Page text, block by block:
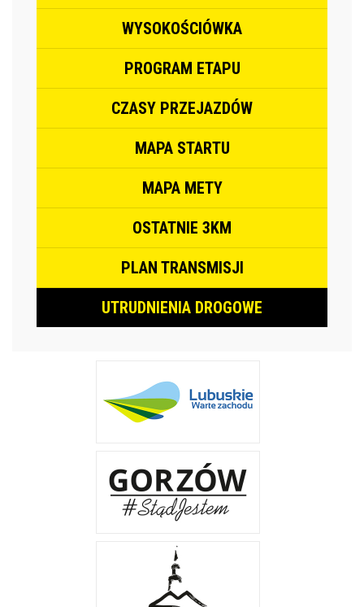
WYSOKOŚCIÓWKA
PROGRAM ETAPU
CZASY PRZEJAZDÓW
MAPA STARTU
MAPA METY
OSTATNIE 3KM
PLAN TRANSMISJI
UTRUDNIENIA DROGOWE